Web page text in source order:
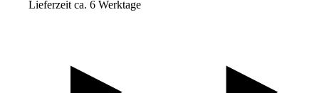
Lieferzeit ca. 6 Werktage